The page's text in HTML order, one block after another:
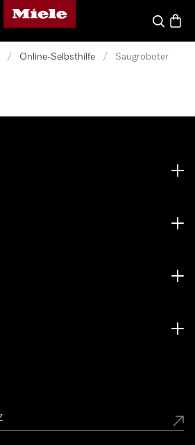
Miele-Homepage
Suche
/ Online-Selbsthilfe / Saugroboter